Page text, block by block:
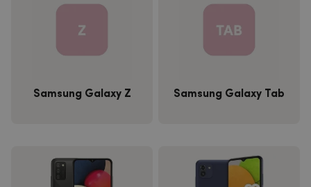
Samsung Galaxy Z Samsung Galaxy Tab